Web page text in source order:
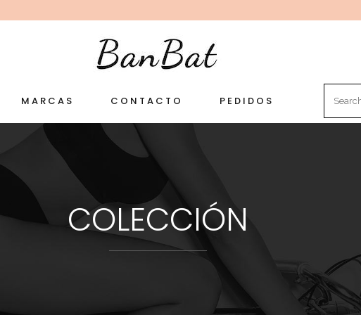
MARCAS CONTACTO PEDIDOS
Search
for:
COLECCIÓN